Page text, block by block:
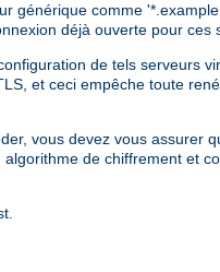
générique comme
déjà ouverte pour ces
de tels serveurs
et ceci empêche toute
vous devez vous assurer
de chiffrement et